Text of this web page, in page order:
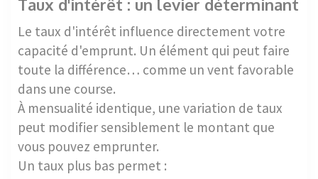
Taux d'intérêt : un levier déterminant
Le taux d'intérêt influence directement votre
capacité d'emprunt. Un élément qui peut faire
toute la différence… comme un vent favorable
dans une course.
À mensualité identique, une variation de taux
peut modifier sensiblement le montant que
vous pouvez emprunter.
Un taux plus bas permet :